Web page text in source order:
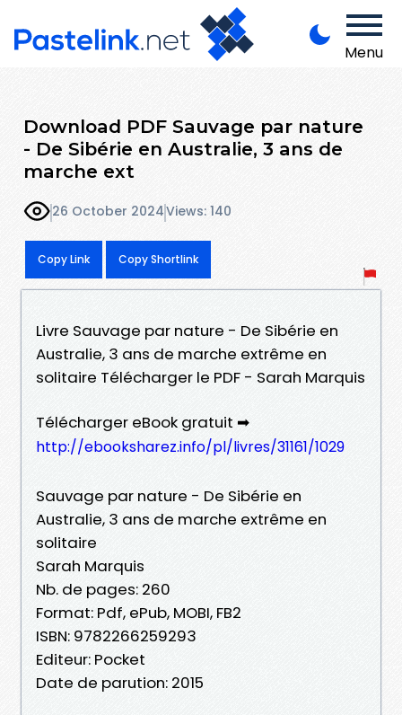
Menu
Download PDF Sauvage par nature
- De Sibérie en Australie, 3 ans de
marche ext
26 October 2024Views: 140
Copy Link Copy Shortlink
Livre Sauvage par nature - De Sibérie en
Australie, 3 ans de marche extrême en
solitaire Télécharger le PDF - Sarah Marquis
Télécharger eBook gratuit ➡
http://ebooksharez.info/pl/livres/31161/1029
Sauvage par nature - De Sibérie en
Australie, 3 ans de marche extrême en
solitaire
Sarah Marquis
Nb. de pages: 260
Format: Pdf, ePub, MOBI, FB2
ISBN: 9782266259293
Editeur: Pocket
Date de parution: 2015